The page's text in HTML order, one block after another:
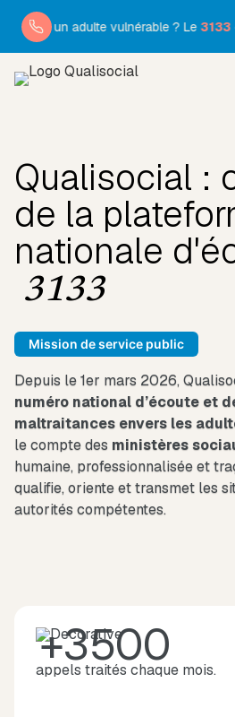
un adulte vulnérable ? Le3133est un
Qualisocial :
de la
nationale
3133
Mission de service public
Depuis le 1er mars 2026,
numéro national d’écoute et
maltraitances envers les
le compte des ministères
humaine, professionnalisée et
qualifie, oriente et transmet les
autorités compétentes.
+3500
appels traités chaque mois.